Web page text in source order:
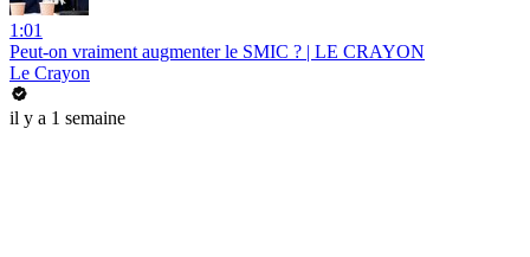
1:01
Peut-on vraiment augmenter le SMIC ? | LE CRAYON
Le Crayon
il y a 1 semaine